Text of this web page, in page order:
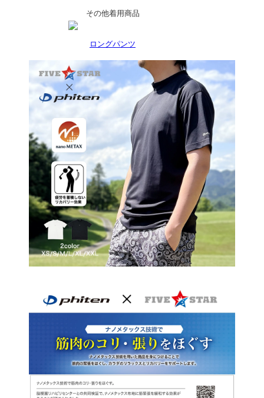
その他着用商品
ロングパンツ